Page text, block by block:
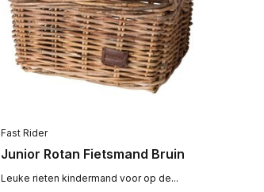
Fast Rider
Junior Rotan Fietsmand Bruin
Leuke rieten kindermand voor op de...